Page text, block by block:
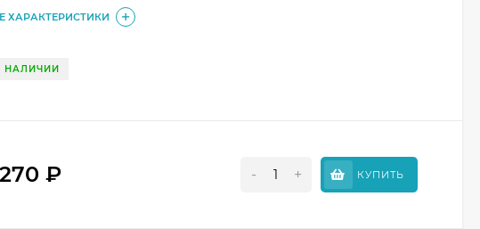
ХАРАКТЕРИСТИКИ
НАЛИЧИИ
270₽ - + КУПИТЬ